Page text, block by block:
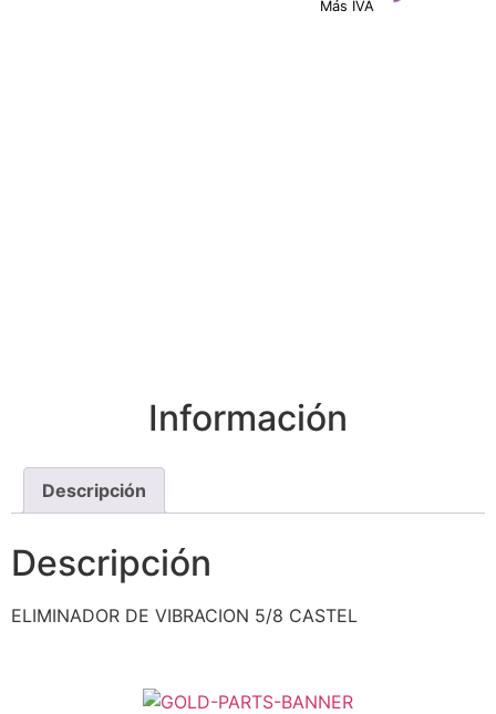
Más IVA
Información
Descripción
Descripción
ELIMINADOR DE VIBRACION 5/8 CASTEL